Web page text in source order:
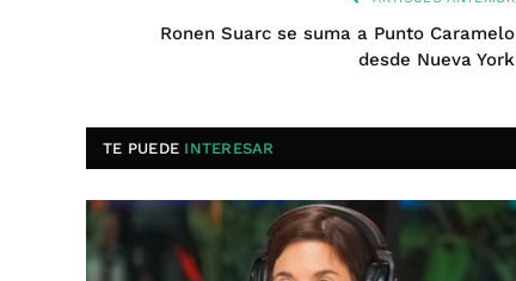
Ronen Suarc se suma a Punto Caramelo
desde Nueva York
TE PUEDE INTERESAR